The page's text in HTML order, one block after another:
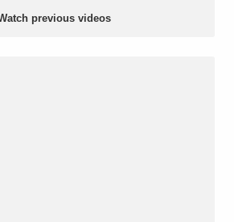
previous videos